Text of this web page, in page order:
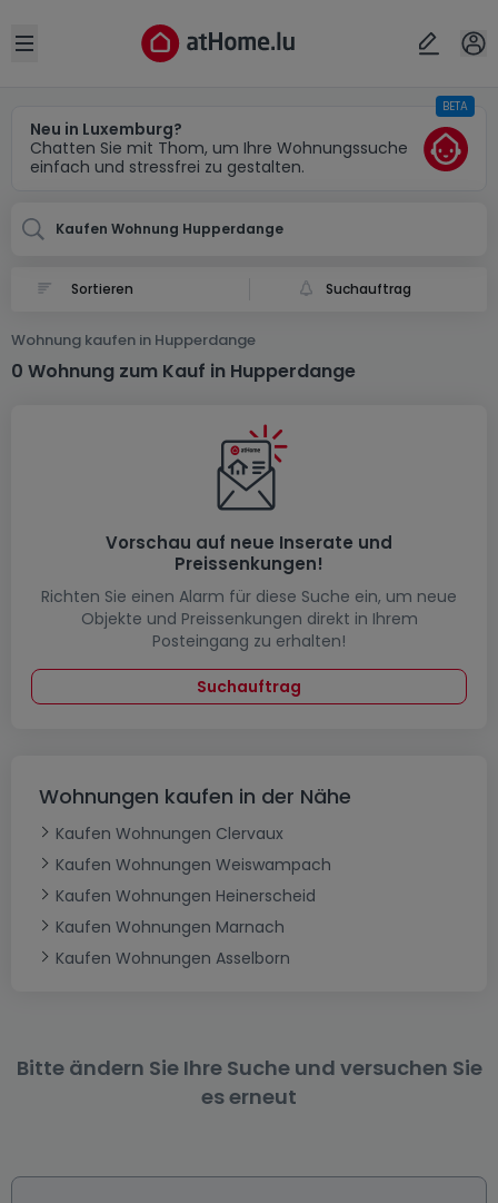
Open sidebar
Neu in Luxemburg?
Chatten Sie mit Thom, um Ihre Wohnungssuche
einfach und stressfrei zu gestalten.
BETA
Kaufen Wohnung Hupperdange
Suchauftrag
Wohnung kaufen in Hupperdange
0 Wohnung zum Kauf in Hupperdange
Vorschau auf neue Inserate und
Preissenkungen!
Richten Sie einen Alarm für diese Suche ein, um neue
Objekte und Preissenkungen direkt in Ihrem
Posteingang zu erhalten!
Suchauftrag
Wohnungen kaufen in der Nähe
Kaufen Wohnungen Clervaux
Kaufen Wohnungen Weiswampach
Kaufen Wohnungen Heinerscheid
Kaufen Wohnungen Marnach
Kaufen Wohnungen Asselborn
Bitte ändern Sie Ihre Suche und versuchen Sie
es erneut
Ort
Abbrechen ok